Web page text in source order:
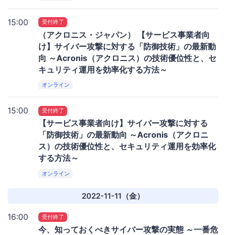
15:00 受付終了
（アクロニス・ジャパン） 【サービス事業者向
け】サイバー攻撃に対する「防御技術」の最新動
向 ～Acronis（アクロニス）の技術優位性と、セ
キュリティ運用を効率化する方法～
オンライン
15:00 受付終了
【サービス事業者向け】サイバー攻撃に対する
「防御技術」の最新動向 ～Acronis（アクロニ
ス）の技術優位性と、セキュリティ運用を効率化
する方法～
オンライン
2022-11-11（金）
16:00 受付終了
今、知っておくべきサイバー攻撃の実態 ～一番危